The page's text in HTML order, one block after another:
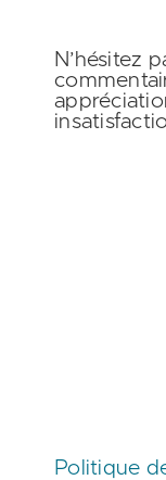
N’hésitez
Politique